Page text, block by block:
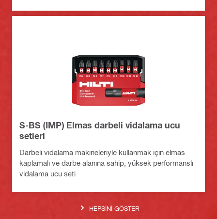
S-BS (IMP) Elmas darbeli vidalama ucu
setleri
Darbeli vidalama makineleriyle kullanmak için elmas
kaplamalı ve darbe alanına sahip, yüksek performanslı
vidalama ucu seti
HEPSINI GÖSTER